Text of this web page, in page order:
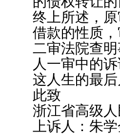
终上所述，
借款的性质
二审法院查
人一审中的
这人生的最
此致
浙江省高级
上诉人：朱